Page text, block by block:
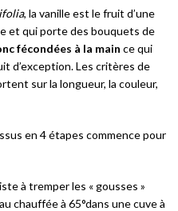
, la vanille est le fruit d’une
et qui porte des bouquets de
fécondées à la main ce qui
d’exception. Les critères de
sur la longueur, la couleur,
en 4 étapes commence pour
à tremper les « gousses »
chauffée à 65°dans une cuve à